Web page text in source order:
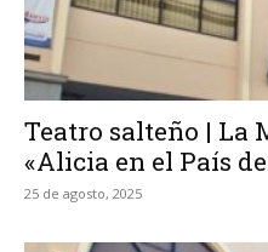
Teatro salteño | La
«Alicia en el País
25 de agosto, 2025